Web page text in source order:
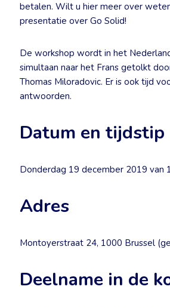
betalen. Wilt u hier meer over
presentatie over Go Solid!
De workshop wordt in het
simultaan naar het Frans getolkt
Thomas Miloradovic. Er is ook tijd
antwoorden.
Datum en tijdstip
Donderdag 19 december 2019 van
Adres
Montoyerstraat 24, 1000 Brussel
Deelname in de